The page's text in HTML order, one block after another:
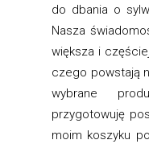
do dbania o
Nasza
większa i
czego powstają
wybrane
przygotowuję
moim koszyku